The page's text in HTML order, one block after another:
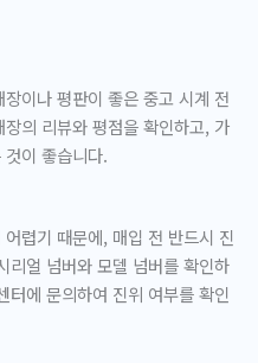
이나 평판이 좋은 중고 시계 전
의 리뷰와 평점을 확인하고, 가
이 좋습니다.
렵기 때문에, 매입 전 반드시 진
리얼 넘버와 모델 넘버를 확인하
에 문의하여 진위 여부를 확인